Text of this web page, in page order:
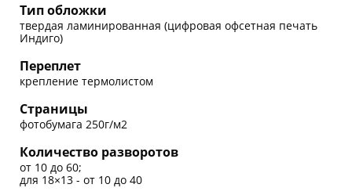
Тип обложки
твердая ламинированная (цифровая офсетная печать
Индиго)
Переплет
крепление термолистом
Страницы
фотобумага 250г/м2
Количество разворотов
от 10 до 60;
для 18×13 - от 10 до 40